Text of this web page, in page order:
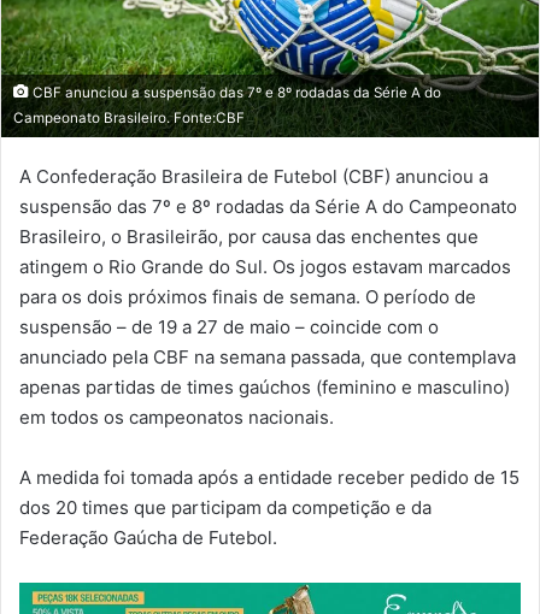
CBF anunciou a suspensão das 7º e 8º rodadas da Série A do
Campeonato Brasileiro. Fonte:CBF
A Confederação Brasileira de Futebol (CBF) anunciou a
suspensão das 7º e 8º rodadas da Série A do Campeonato
Brasileiro, o Brasileirão, por causa das enchentes que
atingem o Rio Grande do Sul. Os jogos estavam marcados
para os dois próximos finais de semana. O período de
suspensão – de 19 a 27 de maio – coincide com o
anunciado pela CBF na semana passada, que contemplava
apenas partidas de times gaúchos (feminino e masculino)
em todos os campeonatos nacionais.
A medida foi tomada após a entidade receber pedido de 15
dos 20 times que participam da competição e da
Federação Gaúcha de Futebol.